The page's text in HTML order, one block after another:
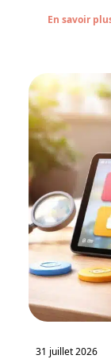
En savoir
31 juillet 2026